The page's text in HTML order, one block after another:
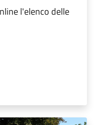
l'elenco delle